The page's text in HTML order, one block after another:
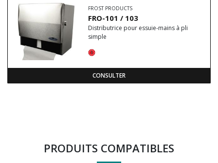
FROST PRODUCTS
FRO-101 / 103
Distributrice pour essuie-mains à pli
simple
CONSULTER
PRODUITS COMPATIBLES